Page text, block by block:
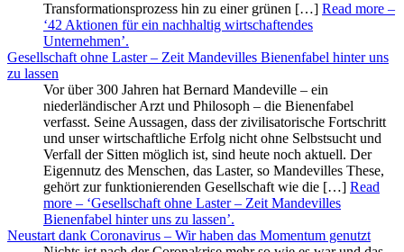
Transformationsprozess hin zu einer grünen […] Read more –
‘42 Aktionen für ein nachhaltig wirtschaftendes
Unternehmen’.
Gesellschaft ohne Laster – Zeit Mandevilles Bienenfabel hinter uns
zu lassen
Vor über 300 Jahren hat Bernard Mandeville – ein
niederländischer Arzt und Philosoph – die Bienenfabel
verfasst. Seine Aussagen, dass der zivilisatorische Fortschritt
und unser wirtschaftliche Erfolg nicht ohne Selbstsucht und
Verfall der Sitten möglich ist, sind heute noch aktuell. Der
Eigennutz des Menschen, das Laster, so Mandevilles These,
gehört zur funktionierenden Gesellschaft wie die […] Read
more – ‘Gesellschaft ohne Laster – Zeit Mandevilles
Bienenfabel hinter uns zu lassen’.
Neustart dank Coronavirus – Wir haben das Momentum genutzt